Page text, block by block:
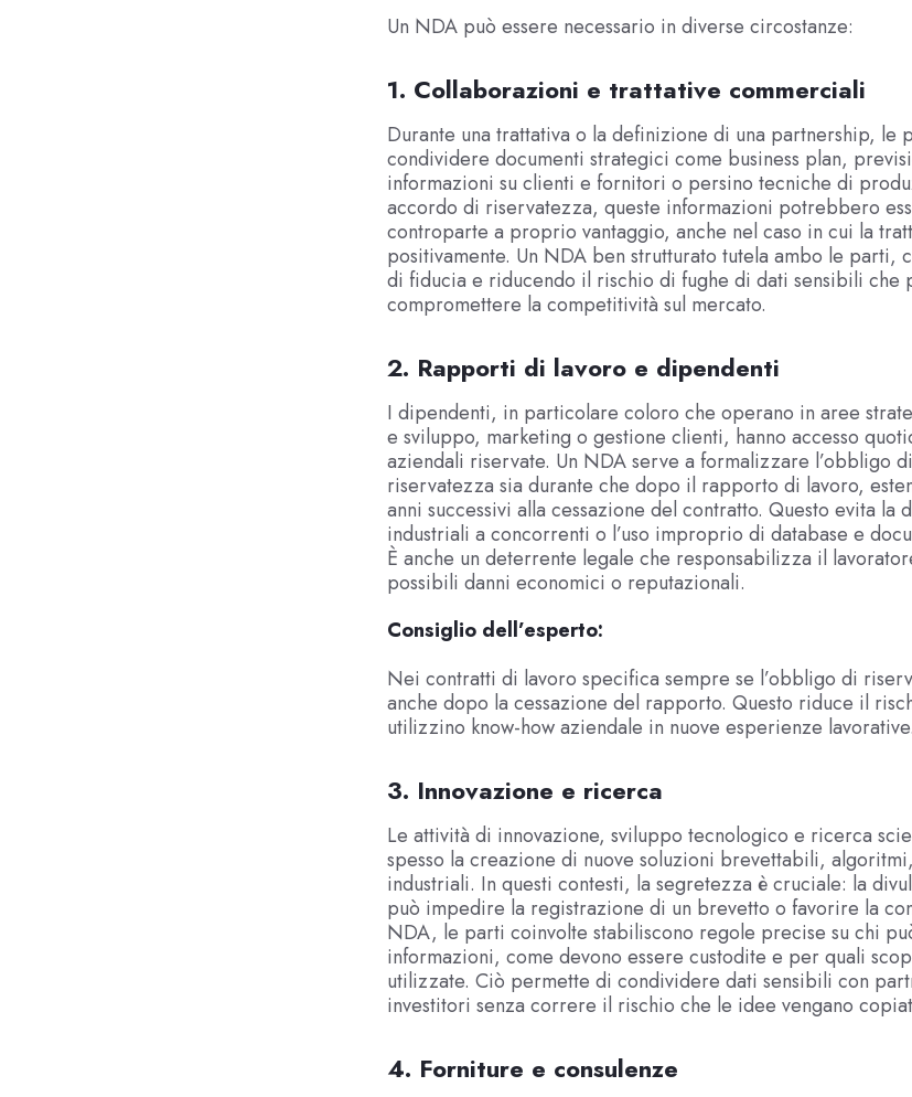
Un NDA può essere necessario in diverse circostanze:
1. Collaborazioni e trattative commerciali
Durante una trattativa o la definizione di una partnership, le
condividere documenti strategici come business plan,
informazioni su clienti e fornitori o persino tecniche di
accordo di riservatezza, queste informazioni potrebbero
controparte a proprio vantaggio, anche nel caso in cui la
positivamente. Un NDA ben strutturato tutela ambo le parti,
di fiducia e riducendo il rischio di fughe di dati sensibili che
compromettere la competitività sul mercato.
2. Rapporti di lavoro e dipendenti
I dipendenti, in particolare coloro che operano in aree
e sviluppo, marketing o gestione clienti, hanno accesso
aziendali riservate. Un NDA serve a formalizzare l’obbligo
riservatezza sia durante che dopo il rapporto di lavoro,
anni successivi alla cessazione del contratto. Questo evita la
industriali a concorrenti o l’uso improprio di database e
È anche un deterrente legale che responsabilizza il
possibili danni economici o reputazionali.
Consiglio dell’esperto:
Nei contratti di lavoro specifica sempre se l’obbligo di
anche dopo la cessazione del rapporto. Questo riduce il
utilizzino know-how aziendale in nuove esperienze lavorative.
3. Innovazione e ricerca
Le attività di innovazione, sviluppo tecnologico e ricerca
spesso la creazione di nuove soluzioni brevettabili,
industriali. In questi contesti, la segretezza è cruciale: la
può impedire la registrazione di un brevetto o favorire la
NDA, le parti coinvolte stabiliscono regole precise su chi
informazioni, come devono essere custodite e per quali
utilizzate. Ciò permette di condividere dati sensibili con
investitori senza correre il rischio che le idee vengano
4. Forniture e consulenze